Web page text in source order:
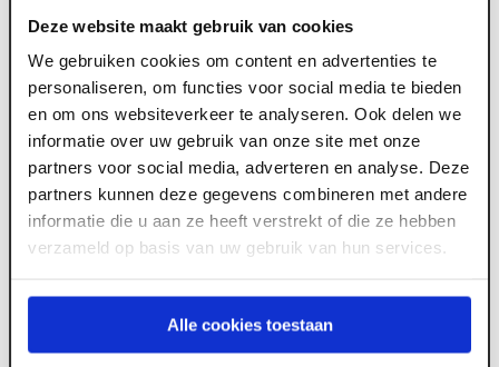
Deze website maakt gebruik van cookies
We gebruiken cookies om content en advertenties te
personaliseren, om functies voor social media te bieden
en om ons websiteverkeer te analyseren. Ook delen we
informatie over uw gebruik van onze site met onze
partners voor social media, adverteren en analyse. Deze
partners kunnen deze gegevens combineren met andere
informatie die u aan ze heeft verstrekt of die ze hebben
verzameld op basis van uw gebruik van hun services.
Alle cookies toestaan
ART000002
18 x 45 mm Vuren geschaafd FSC
Lengte Voorraad Aantal Totaal
2700 mm 800+
3000 mm 800+